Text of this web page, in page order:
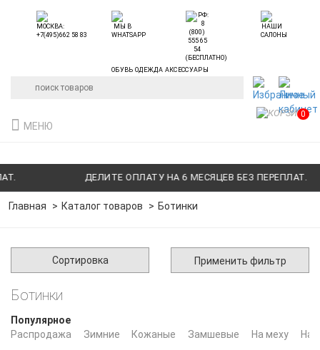
ДЕЛИТЕ ОПЛАТУ НА 6 МЕСЯЦЕВ БЕЗ ПЕРЕПЛАТ.
ОБУВЬ ОДЕЖДА АКСЕССУАРЫ
МЕНЮ
0
Главная Каталог товаров Ботинки
Сортировка Применить фильтр
Популярное
Распродажа
Зимние Кожаные Замшевые На меху На
Ботинки